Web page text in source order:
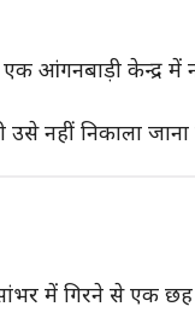
आंगनबाड़ी केन्द्र
नहीं निकाला जाना
में गिरने से एक छह